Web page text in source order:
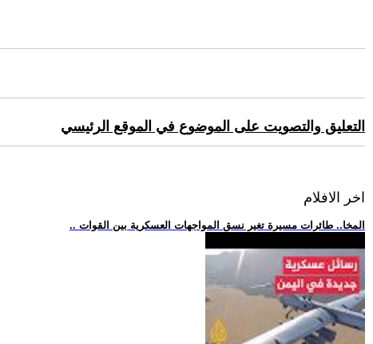
التعليق والتصويت على الموضوع في الموقع الرئيسي
اخر الافلام
.. المخا.. طائرات مسيرة تغير نسق المواجهات العسكرية بين القوات